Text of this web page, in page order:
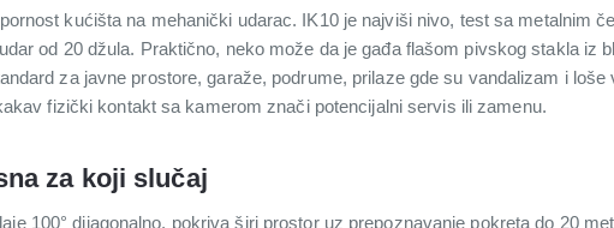
kućišta na mehanički udarac. IK10 je najviši nivo, test sa metalnim
od 20 džula. Praktično, neko može da je gađa flašom pivskog stakla iz
za javne prostore, garaže, podrume, prilaze gde su vandalizam i
fizički kontakt sa kamerom znači potencijalni servis ili zamenu.
za koji slučaj
100° dijagonalno, pokriva širi prostor uz prepoznavanje pokreta do 20